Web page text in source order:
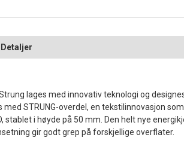
Detaljer
lages med innovativ teknologi og
med STRUNG-overdel, en tekstilinnovasjon
stablet i høyde på 50 mm. Den helt nye
gir godt grep på forskjellige overflater.